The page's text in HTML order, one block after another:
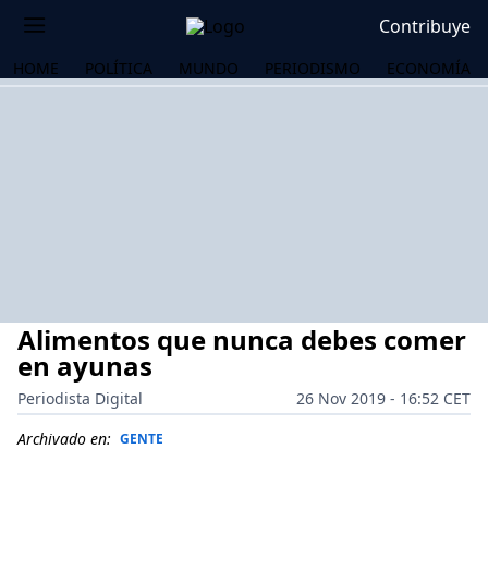
Contribuye
HOME POLÍTICA MUNDO PERIODISMO ECONOMÍA
Alimentos que nunca debes comer
en ayunas
Periodista Digital
26 Nov 2019 - 16:52 CET
Archivado en: GENTE